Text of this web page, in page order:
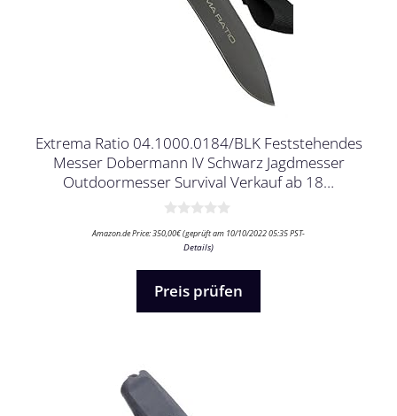
Extrema Ratio 04.1000.0184/BLK Feststehendes
Messer Dobermann IV Schwarz Jagdmesser
Outdoormesser Survival Verkauf ab 18…
v
Amazon.de Price:350,00€(geprüft am 10/10/2022 05:35 PST-
Details)
Preis prüfen